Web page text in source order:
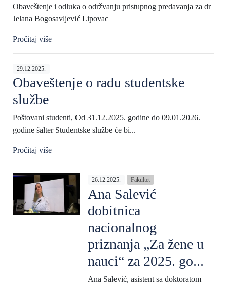
Obaveštenje i odluka o održvanju pristupnog predavanja za dr
Jelana Bogosavljević Lipovac
Pročitaj više
29.12.2025.
Obaveštenje o radu studentske
službe
Poštovani studenti, Od 31.12.2025. godine do 09.01.2026.
godine šalter Studentske službe će bi...
Pročitaj više
26.12.2025. Fakultet
Ana Salević
dobitnica
nacionalnog
priznanja „Za žene u
nauci“ za 2025. go...
Ana Salević, asistent sa doktoratom